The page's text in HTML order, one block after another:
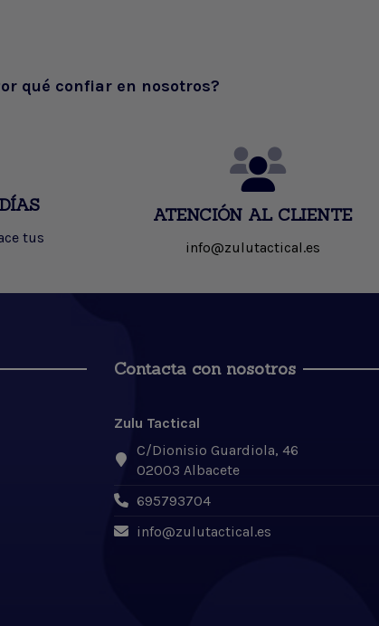
qué confiar en nosotros?
tus
ATENCIÓN AL CLIENTE
info@zulutactical.es
Contacta con nosotros
Zulu Tactical
C/Dionisio Guardiola, 46
02003 Albacete
695793704
info@zulutactical.es